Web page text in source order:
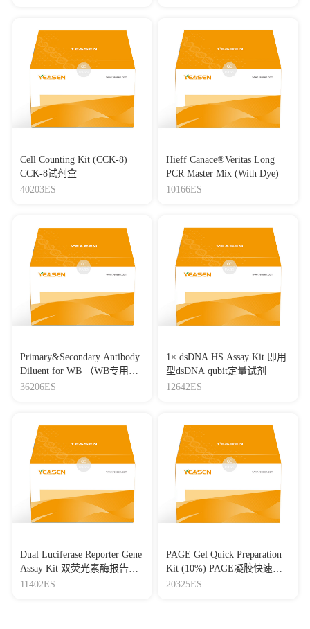
Cell Counting Kit (CCK-8)
CCK-8试剂盒
40203ES
Hieff Canace®Veritas Long
PCR Master Mix (With Dye)
10166ES
Primary&Secondary Antibody
Diluent for WB （WB专用一
抗二抗稀释液）
36206ES
1× dsDNA HS Assay Kit 即用
型dsDNA qubit定量试剂
12642ES
Dual Luciferase Reporter Gene
Assay Kit 双荧光素酶报告基
因检测试剂盒
11402ES
PAGE Gel Quick Preparation
Kit (10%) PAGE凝胶快速制
备试剂盒（10%）
20325ES